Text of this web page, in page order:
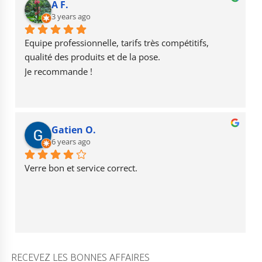
o
o
k
a
m
b
e
A F.
3 years ago
Equipe professionnelle, tarifs très compétitifs,
qualité des produits et de la pose.
Je recommande !
Gatien O.
6 years ago
Verre bon et service correct.
RECEVEZ LES BONNES AFFAIRES